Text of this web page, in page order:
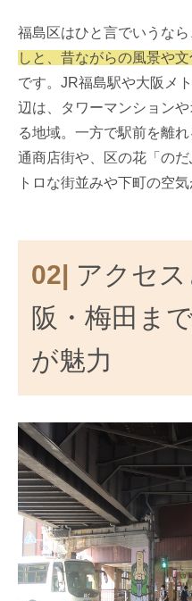
福島区はひと言でいうなら
しと、昔ながらの風景や
です。JR福島駅や大阪メ
辺は、タワーマンション
る地域。一方で駅前を離
通商店街や、区の花「の
トロな街並みや下町の空
02| アクセ
阪・梅田ま
が魅力